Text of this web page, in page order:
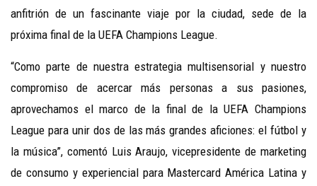
anfitrión de un fascinante viaje por la ciudad, sede de la
próxima final de la UEFA Champions League.
“Como parte de nuestra estrategia multisensorial y nuestro
compromiso de acercar más personas a sus pasiones,
aprovechamos el marco de la final de la UEFA Champions
League para unir dos de las más grandes aficiones: el fútbol y
la música”, comentó Luis Araujo, vicepresidente de marketing
de consumo y experiencial para Mastercard América Latina y